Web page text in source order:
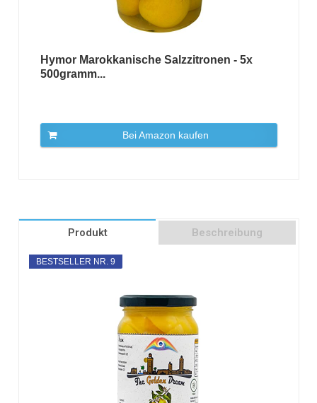
Hymor Marokkanische Salzzitronen - 5x
500gramm...
Bei Amazon kaufen
Produkt Beschreibung
BESTSELLER NR. 9